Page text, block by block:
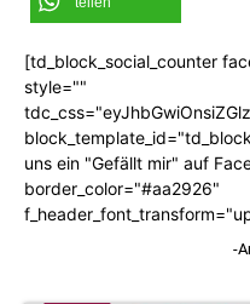
[td_block_social_counter
style=""
uns ein "Gefällt mir" auf
border_color="#aa2926"
-